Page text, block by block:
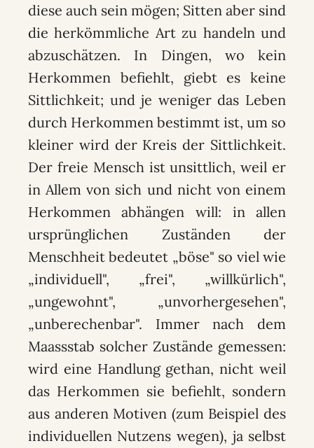
diese auch sein mögen; Sitten aber sind
die herkömmliche Art zu handeln und
abzuschätzen. In Dingen, wo kein
Herkommen befiehlt, giebt es keine
Sittlichkeit; und je weniger das Leben
durch Herkommen bestimmt ist, um so
kleiner wird der Kreis der Sittlichkeit.
Der freie Mensch ist unsittlich, weil er
in Allem von sich und nicht von einem
Herkommen abhängen will: in allen
ursprünglichen Zuständen der
Menschheit bedeutet „böse" so viel wie
„individuell", „frei", „willkürlich",
„ungewohnt", „unvorhergesehen",
„unberechenbar". Immer nach dem
Maassstab solcher Zustände gemessen:
wird eine Handlung gethan, nicht weil
das Herkommen sie befiehlt, sondern
aus anderen Motiven (zum Beispiel des
individuellen Nutzens wegen), ja selbst